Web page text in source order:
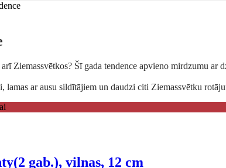
Ziemassvētkos? Šī gada tendence apvieno mirdzumu
lamas ar ausu sildītājiem un daudzi citi Ziemassvētku
(2 gab.), vilnas, 12 cm